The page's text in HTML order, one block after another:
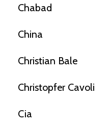
Chabad
China
Christian Bale
Christopfer Cavoli
Cia